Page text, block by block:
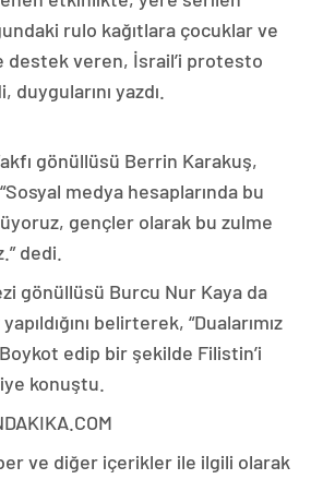
rulo kağıtlara çocuklar ve
destek veren, İsrail’i protesto
yazdı.
gönüllüsü Berrin Karakuş,
medya hesaplarında bu
gençler olarak bu zulme
dedi.
gönüllüsü Burcu Nur Kaya da
belirterek, “Dualarımız
edip bir şekilde Filistin’i
konuştu.
ve diğer içerikler ile ilgili olarak